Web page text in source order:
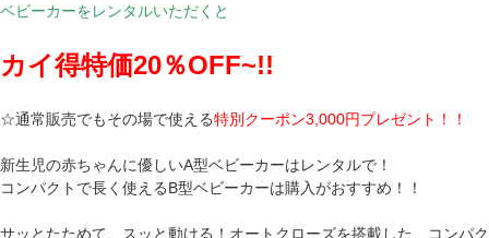
ベビーカーをレンタルいただくと
カイ得特価20％OFF~!!
☆通常販売でもその場で使える特別クーポン3,000円プレゼント！！
新生児の赤ちゃんに優しいA型ベビーカーはレンタルで！
コンパクトで長く使えるB型ベビーカーは購入がおすすめ！！
サッとたためて、スッと動ける！オートクローズを搭載した、コンパク